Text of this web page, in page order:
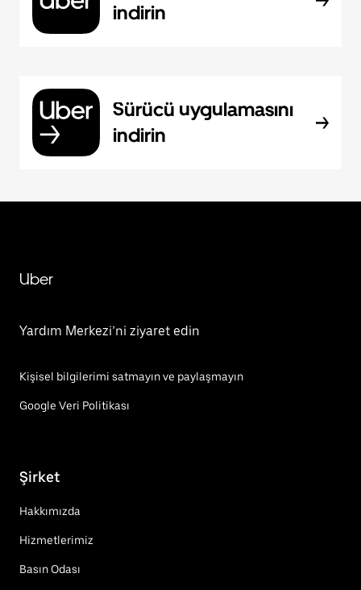
indirin
Sürücü uygulamasını
indirin
Uber
Yardım Merkezi’ni ziyaret edin
Kişisel bilgilerimi satmayın ve paylaşmayın
Google Veri Politikası
Şirket
Hakkımızda
Hizmetlerimiz
Basın Odası